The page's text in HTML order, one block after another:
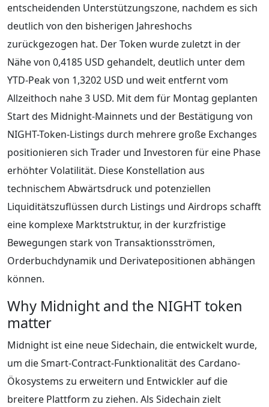
entscheidenden Unterstützungszone, nachdem es sich
deutlich von den bisherigen Jahreshochs
zurückgezogen hat. Der Token wurde zuletzt in der
Nähe von 0,4185 USD gehandelt, deutlich unter dem
YTD-Peak von 1,3202 USD und weit entfernt vom
Allzeithoch nahe 3 USD. Mit dem für Montag geplanten
Start des Midnight-Mainnets und der Bestätigung von
NIGHT-Token-Listings durch mehrere große Exchanges
positionieren sich Trader und Investoren für eine Phase
erhöhter Volatilität. Diese Konstellation aus
technischem Abwärtsdruck und potenziellen
Liquiditätszuflüssen durch Listings und Airdrops schafft
eine komplexe Marktstruktur, in der kurzfristige
Bewegungen stark von Transaktionsströmen,
Orderbuchdynamik und Derivatepositionen abhängen
können.
Why Midnight and the NIGHT token
matter
Midnight ist eine neue Sidechain, die entwickelt wurde,
um die Smart-Contract-Funktionalität des Cardano-
Ökosystems zu erweitern und Entwickler auf die
breitere Plattform zu ziehen. Als Sidechain zielt